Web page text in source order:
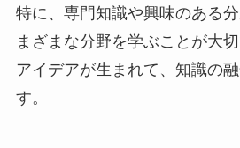
特に、専門知識や興味のある
まざまな分野を学ぶことが大
アイデアが生まれて、知識の
す。